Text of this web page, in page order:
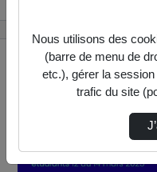
Nous utilisons des
(barre de menu de
etc.), gérer la
trafic du site